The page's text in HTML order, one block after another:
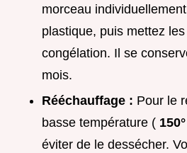
morceau
plastique, puis mettez
congélation. Il se
mois.
Rééchauffage : Pour le
basse température ( 150°
éviter de le dessécher.